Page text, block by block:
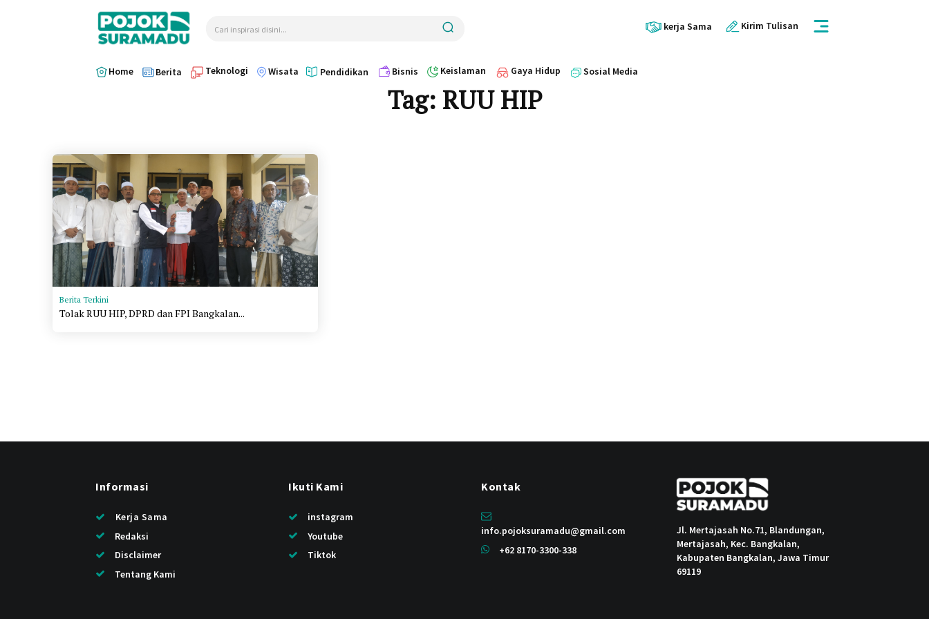
Cari inspirasi disini... kerja Sama Kirim Tulisan
Home Berita Teknologi Wisata Pendidikan Bisnis Keislaman Gaya Hidup Sosial Media
Tag: RUU HIP
Berita Terkini
Tolak RUU HIP, DPRD dan FPI Bangkalan...
Informasi
Kerja Sama
Redaksi
Disclaimer
Tentang Kami
Ikuti Kami
instagram
Youtube
Tiktok
Kontak
info.pojoksuramadu@gmail.com
+62 8170-3300-338
Jl. Mertajasah No.71, Blandungan,
Mertajasah, Kec. Bangkalan,
Kabupaten Bangkalan, Jawa Timur
69119